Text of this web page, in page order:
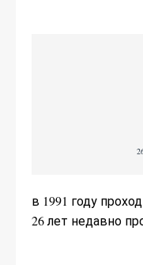
в 1991 году
26 лет недавно